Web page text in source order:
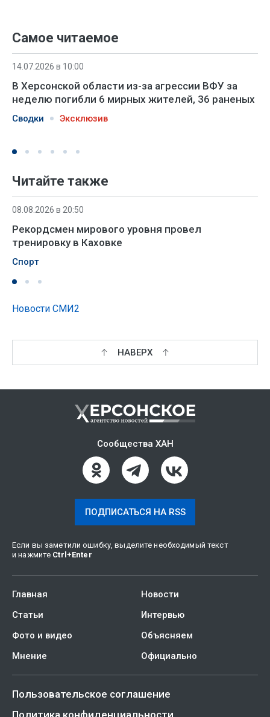
Самое читаемое
14.07.2026 в 10:00
В Херсонской области из-за агрессии ВФУ за
неделю погибли 6 мирных жителей, 36 раненых
Сводки Эксклюзив
Читайте также
08.08.2026 в 20:50
Рекордсмен мирового уровня провел
тренировку в Каховке
Спорт
Новости СМИ2
НАВЕРХ
Сообщества ХАН
ПОДПИСАТЬСЯ НА RSS
Если вы заметили ошибку, выделите необходимый текст
и нажмите Ctrl +Enter
Главная
Новости
Статьи
Интервью
Фото и видео
Объясняем
Мнение
Официально
Пользовательское соглашение
Политика конфиденциальности